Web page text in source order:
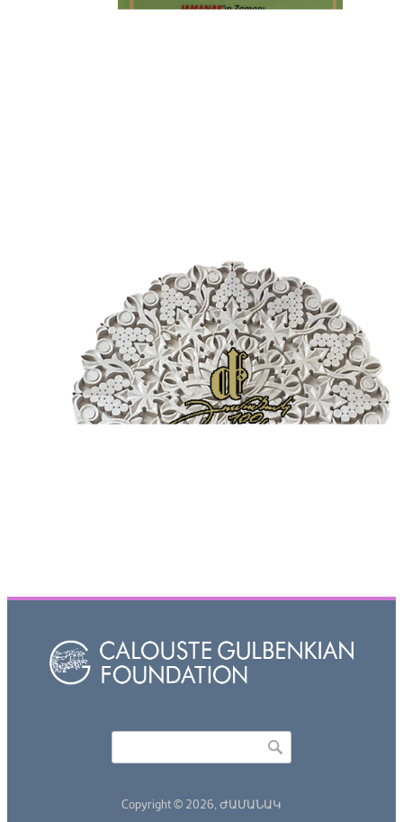
Copyright © 2026, ԺԱՄԱՆԱԿ